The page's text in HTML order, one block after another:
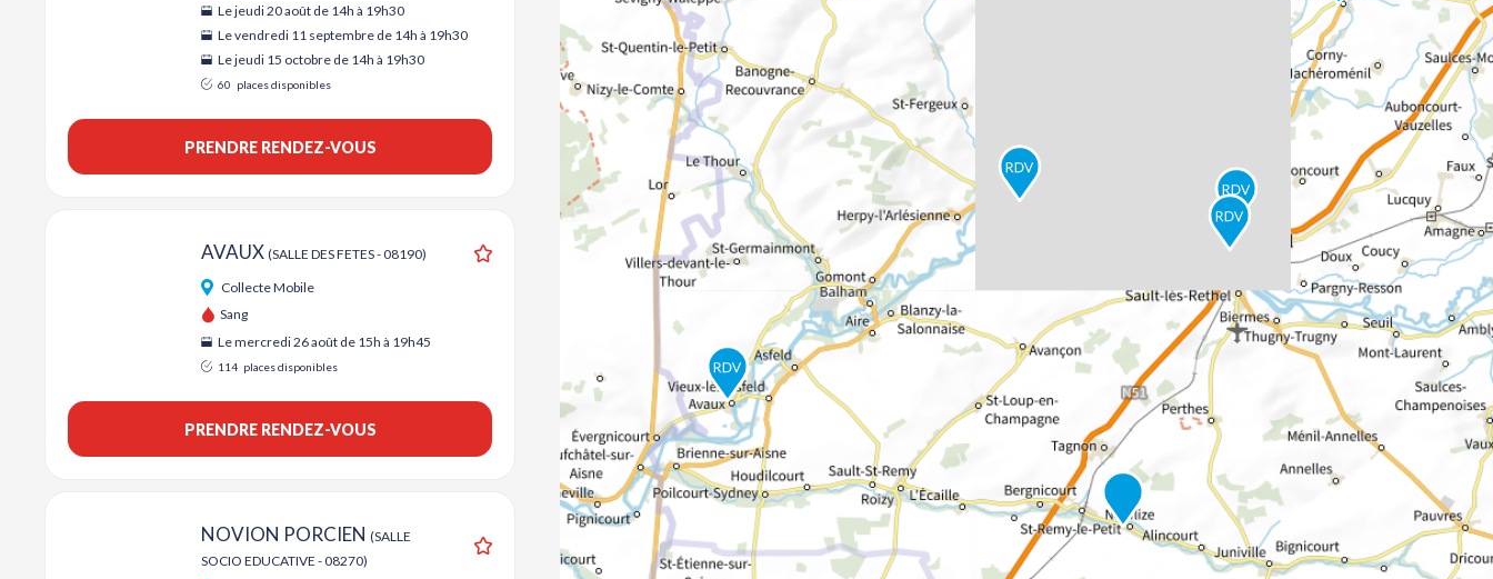
Le jeudi 20 août de 14h à 19h30
Le vendredi 11 septembre de 14h à 19h30
Le jeudi 15 octobre de 14h à 19h30
60 places disponibles
PRENDRE RENDEZ-VOUS
AVAUX (SALLE DES FETES - 08190)
Collecte Mobile
Sang
Le mercredi 26 août de 15h à 19h45
114 places disponibles
PRENDRE RENDEZ-VOUS
NOVION PORCIEN (SALLE
SOCIO EDUCATIVE - 08270)
Ajouter aux favoris